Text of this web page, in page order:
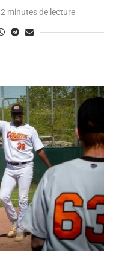
2 minutes de lecture